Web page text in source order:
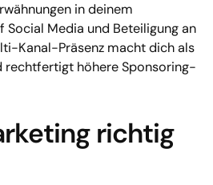
in deinem
Social Media und Beteiligung an
Kanal-Präsenz macht dich als
rechtfertigt höhere Sponsoring-
richtig